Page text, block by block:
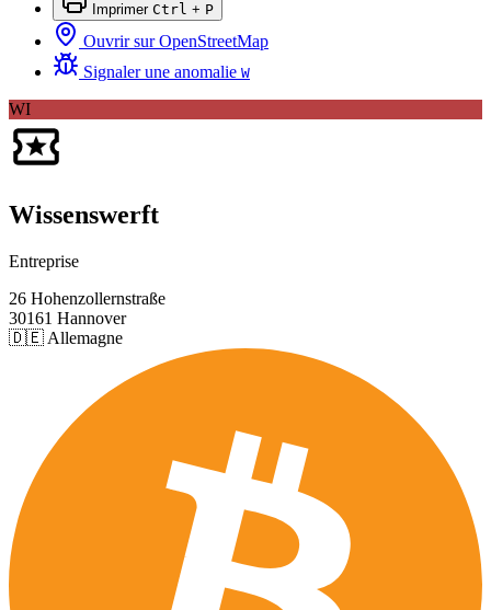
Imprimer Ctrl + P
Ouvrir sur OpenStreetMap
Signaler une anomalie W
WI
Wissenswerft
Entreprise
26 Hohenzollernstraße
30161 Hannover
🇩🇪 Allemagne